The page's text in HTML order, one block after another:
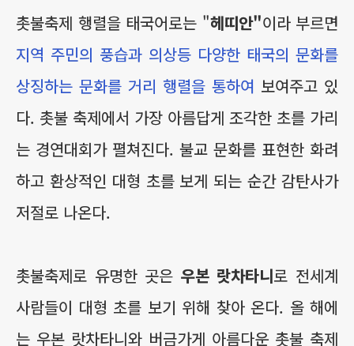
촛불축제 행렬을 태국어로는 "헤띠안"이라 부르면
지역 주민의 풍습과 의상등 다양한 태국의 문화를
상징하는 문화를 거리 행렬을 통하여 보여주고 있
다. 촛불 축제에서 가장 아름답게 조각한 초를 가리
는 경연대회가 펼쳐진다. 불교 문화를 표현한 화려
하고 환상적인 대형 초를 보게 되는 순간 감탄사가
저절로 나온다.
촛불축제로 유명한 곳은 우본 랏차타니로 전세계
사람들이 대형 초를 보기 위해 찾아 온다. 올 해에
는 우본 랏차타니와 버금가게 아름다운 촛불 축제